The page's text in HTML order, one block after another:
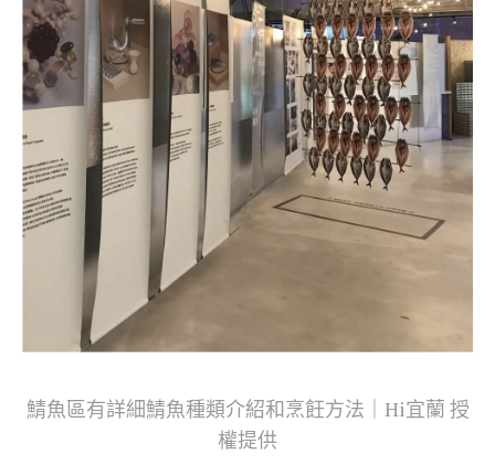
鯖魚區有詳細鯖魚種類介紹和烹飪方法｜Hi宜蘭 授
權提供